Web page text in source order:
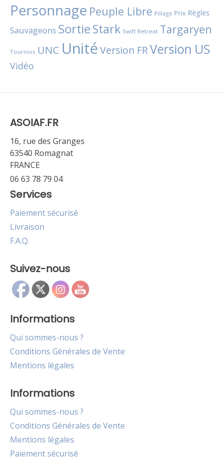
Personnage Peuple Libre Pillage Prix Règles
Sauvageons SortieStark Swift Retreat Targaryen
Tournois UNC UnitéVersion FRVersion US
Vidéo
ASOIAF.FR
16, rue des Granges
63540 Romagnat
FRANCE
06 63 78 79 04
Services
Paiement sécurisé
Livraison
F.A.Q.
Suivez-nous
Informations
Qui sommes-nous ?
Conditions Générales de Vente
Mentions légales
Informations
Qui sommes-nous ?
Conditions Générales de Vente
Mentions légales
Paiement sécurisé